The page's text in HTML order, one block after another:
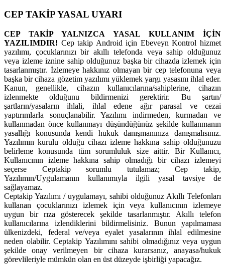
CEP TAKİP YASAL UYARI
CEP TAKİP YALNIZCA YASAL KULLANIM İÇİN
YAZILIMDIR! Cep takip Android için Ebeveyn Kontrol hizmet
yazılımı, çocuklarınızı bir akıllı telefonda veya sahip olduğunuz
veya izleme iznine sahip olduğunuz başka bir cihazda izlemek için
tasarlanmıştır. İzlemeye hakkınız olmayan bir cep telefonuna veya
başka bir cihaza gözetim yazılımı yüklemek yargı yasasını ihlal eder.
Kanun, genellikle, cihazın kullanıcılarına/sahiplerine, cihazın
izlenmekte olduğunu bildirmenizi gerektirir. Bu şartın/
şartların/yasaların ihlali, ihlal edene ağır parasal ve cezai
yaptırımlarla sonuçlanabilir. Yazılımı indirmeden, kurmadan ve
kullanmadan önce kullanmayı düşündüğünüz şekilde kullanmanın
yasallığı konusunda kendi hukuk danışmanınıza danışmalısınız.
Yazılımın kurulu olduğu cihazı izleme hakkına sahip olduğunuzu
belirleme konusunda tüm sorumluluk size aittir. Bir Kullanıcı,
Kullanıcının izleme hakkına sahip olmadığı bir cihazı izlemeyi
seçerse Ceptakip sorumlu tutulamaz; Cep takip,
Yazılımın/Uygulamanın kullanımıyla ilgili yasal tavsiye de
sağlayamaz.
Ceptakip Yazılımı / uygulamayı, sahibi olduğunuz Akıllı Telefonları
kullanan çocuklarınızı izlemek için veya kullanıcının izlemeye
uygun bir rıza gösterecek şekilde tasarlanmıştır. Akıllı telefon
kullanıcılarına izlendiklerini bildirmelisiniz. Bunun yapılmaması
ülkenizdeki, federal ve/veya eyalet yasalarının ihlal edilmesine
neden olabilir. Ceptakip Yazılımını sahibi olmadığınız veya uygun
şekilde onay verilmeyen bir cihaza kurarsanız, anayasa/hukuk
görevlileriyle mümkün olan en üst düzeyde işbirliği yapacağız.